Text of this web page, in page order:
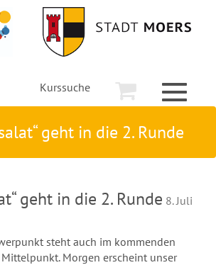
Kurssuche
Toggle
geht in die 2. Runde
geht in die 2. Runde 8. Juli
steht auch im kommenden
Morgen erscheint unser